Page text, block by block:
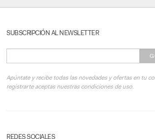
SUBSCRIPCIÓN AL NEWSLETTER
Apúntate y recibe todas las novedades y ofertas en tu
registrarte aceptas nuestras condiciones de uso.
REDES SOCIALES